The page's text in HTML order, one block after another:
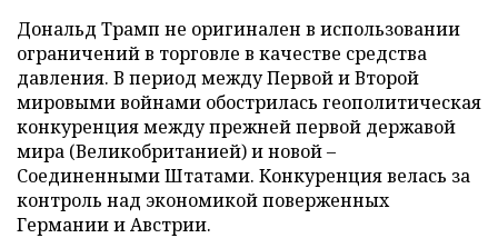
Дональд Трамп не оригинален в использовании
ограничений в торговле в качестве средства
давления. В период между Первой и Второй
мировыми войнами обострилась геополитическая
конкуренция между прежней первой державой
мира (Великобританией) и новой –
Соединенными Штатами. Конкуренция велась за
контроль над экономикой поверженных
Германии и Австрии.